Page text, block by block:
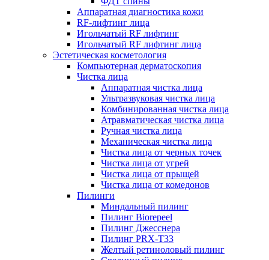
Аппаратная диагностика кожи
RF-лифтинг лица
Игольчатый RF лифтинг
Игольчатый RF лифтинг лица
Эстетическая косметология
Компьютерная дерматоскопия
Чистка лица
Аппаратная чистка лица
Ультразвуковая чистка лица
Комбинированная чистка лица
Атравматическая чистка лица
Ручная чистка лица
Механическая чистка лица
Чистка лица от черных точек
Чистка лица от угрей
Чистка лица от прыщей
Чистка лица от комедонов
Пилинги
Миндальный пилинг
Пилинг Biorepeel
Пилинг Джесснера
Пилинг PRX-T33
Желтый ретиноловый пилинг